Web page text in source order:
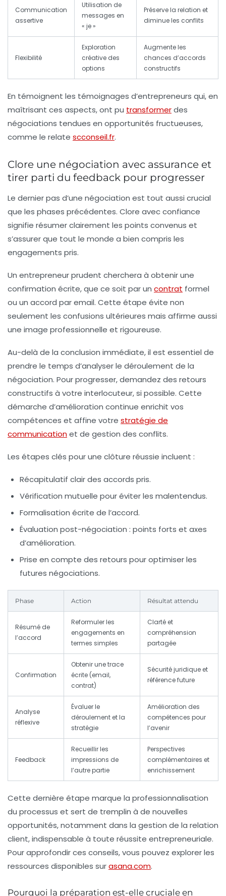
Communication
assertive
Utilisation de
messages en
« je »
Préserve la relation et
diminue les conflits
Flexibilité
Exploration
créative des
options
Augmente les
chances d’accords
constructifs
En témoignent les témoignages d’entrepreneurs qui, en
maîtrisant ces aspects, ont pu transformerdes
négociations tendues en opportunités fructueuses,
comme le relate scconseil.fr.
Clore une négociation avec assurance et
tirer parti du feedback pour progresser
Le dernier pas d’une négociation est tout aussi crucial
que les phases précédentes. Clore avec confiance
signifie résumer clairement les points convenus et
s’assurer que tout le monde a bien compris les
engagements pris.
Un entrepreneur prudent cherchera à obtenir une
confirmation écrite, que ce soit par un contrat formel
ou un accord par email. Cette étape évite non
seulement les confusions ultérieures mais affirme aussi
une image professionnelle et rigoureuse.
Au-delà de la conclusion immédiate, il est essentiel de
prendre le temps d’analyser le déroulement de la
négociation. Pour progresser, demandez des retours
constructifs à votre interlocuteur, si possible. Cette
démarche d’amélioration continue enrichit vos
compétences et affine votre stratégie de
communicationet de gestion des conflits.
Les étapes clés pour une clôture réussie incluent :
Récapitulatif clairdes accords pris.
Vérification mutuelle pour éviter les malentendus.
Formalisation écrite de l’accord.
Évaluation post-négociation : points forts et axes
d’amélioration.
Prise en compte des retours pour optimiser les
futures négociations.
Phase Action Résultat attendu
Résumé de
l’accord
Reformuler les
engagements en
termes simples
Clarté et
compréhension
partagée
Confirmation
Obtenir une trace
écrite (email,
contrat)
Sécurité juridique et
référence future
Analyse
réflexive
Évaluer le
déroulement et la
stratégie
Amélioration des
compétences pour
l’avenir
Feedback
Recueillir les
impressions de
l’autre partie
Perspectives
complémentaires et
enrichissement
Cette dernière étape marque la professionnalisation
du processus et sert de tremplin à de nouvelles
opportunités, notamment dans la gestion de la relation
client, indispensable à toute réussite entrepreneuriale.
Pour approfondir ces conseils, vous pouvez explorer les
ressources disponibles surasana.com.
Pourquoi la préparation est-elle cruciale en